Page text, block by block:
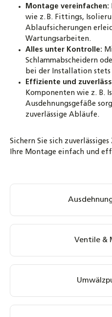
Montage vereinfachen:
wie z. B. Fittings,
Ablaufsicherungen
Wartungsarbeiten.
Alles unter Kontrolle:
Schlammabscheidern
bei der Installation
Effiziente und
Komponenten wie z. B.
Ausdehnungsgefäße
zuverlässige Abläufe.
Sichern Sie sich
Ihre Montage einfach und
Kategoriegalerie überspringen
Ventile &